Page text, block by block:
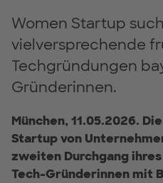
Women Startup
vielversprechende
Techgründungen
Gründerinnen.
München, 11.05.2026.
Startup von
zweiten Durchgang
Tech-Gründerinnen mit